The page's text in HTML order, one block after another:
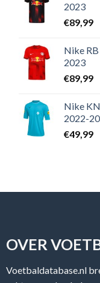
2023
€89,99
Nike
2023
€89,99
Nike
2022-
€49,99
OVER
Voetbaldatabase.nl